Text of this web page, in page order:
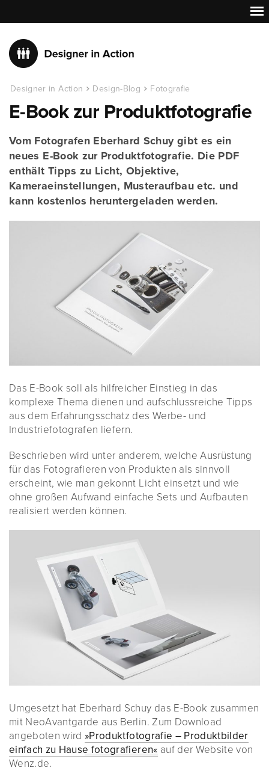
Designer in Action Design-Blog Fotografie
E-Book zur Produktfotografie
Vom Fotografen Eberhard Schuy gibt es ein
neues E-Book zur Produktfotografie. Die PDF
enthält Tipps zu Licht, Objektive,
Kameraeinstellungen, Musteraufbau etc. und
kann kostenlos heruntergeladen werden.
Das E-Book soll als hilfreicher Einstieg in das
komplexe Thema dienen und aufschlussreiche Tipps
aus dem Erfahrungsschatz des Werbe- und
Industriefotografen liefern.
Beschrieben wird unter anderem, welche Ausrüstung
für das Fotografieren von Produkten als sinnvoll
erscheint, wie man gekonnt Licht einsetzt und wie
ohne großen Aufwand einfache Sets und Aufbauten
realisiert werden können.
Umgesetzt hat Eberhard Schuy das E-Book zusammen
mit NeoAvantgarde aus Berlin. Zum Download
angeboten wird»Produktfotografie – Produktbilder
einfach zu Hause fotografieren« auf der Website von
Wenz.de.